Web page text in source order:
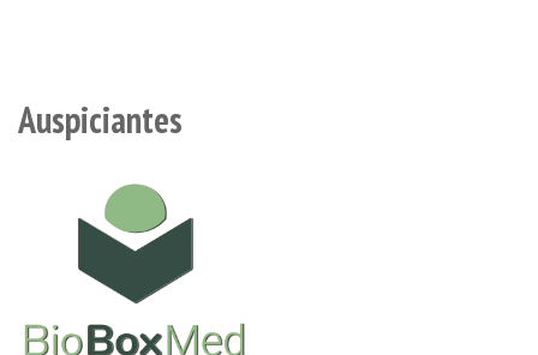
Auspiciantes